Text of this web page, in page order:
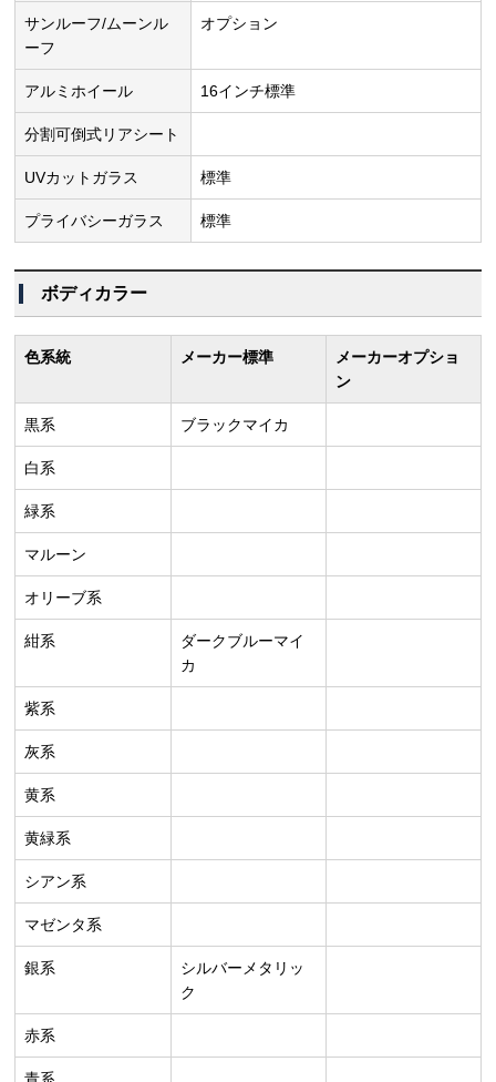
サンルーフ/ムーンル
ーフ
オプション
アルミホイール 16インチ標準
分割可倒式リアシート
UVカットガラス 標準
プライバシーガラス 標準
ボディカラー
色系統 メーカー標準
メーカーオプショ
ン
黒系 ブラックマイカ
白系
緑系
マルーン
オリーブ系
紺系
ダークブルーマイ
カ
紫系
灰系
黄系
黄緑系
シアン系
マゼンタ系
銀系
シルバーメタリッ
ク
赤系